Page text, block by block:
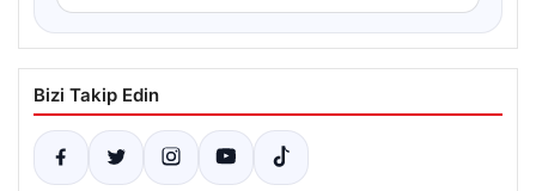
Bizi Takip Edin